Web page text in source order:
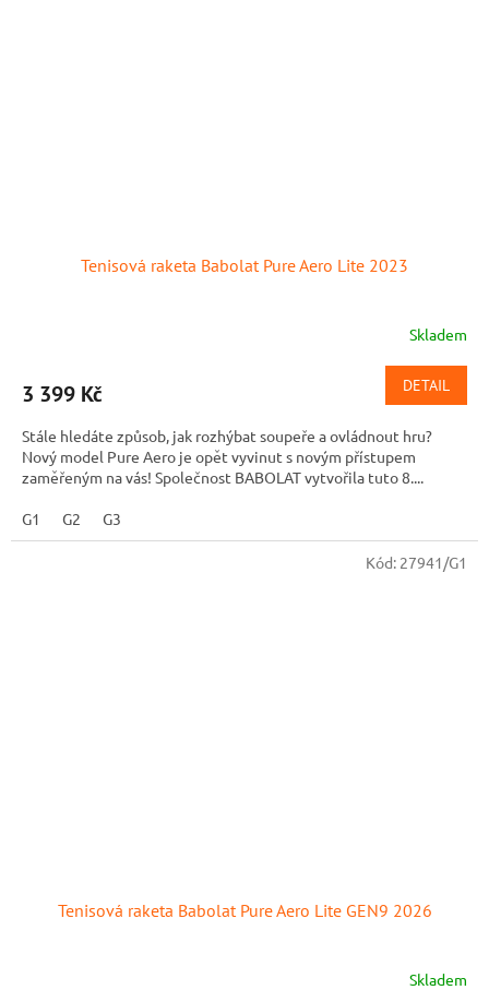
Tenisová raketa Babolat Pure Aero Lite 2023
Skladem
3 399 Kč DETAIL
Stále hledáte způsob, jak rozhýbat soupeře a ovládnout hru?
Nový model Pure Aero je opět vyvinut s novým přístupem
zaměřeným na vás! Společnost BABOLAT vytvořila tuto 8....
G1 G2 G3
Tenisová raketa Babolat Pure Aero Lite GEN9 2026
Skladem
Kód: 27941/G1